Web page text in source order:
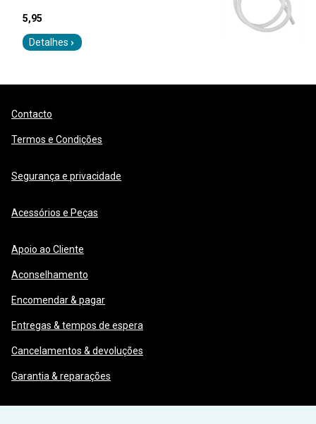
5,95
Detalhes
Contacto
Termos e Condições
Segurança e privacidade
Acessórios e Peças
Apoio ao Cliente
Aconselhamento
Encomendar & pagar
Entregas & tempos de espera
Cancelamentos & devoluções
Garantia & reparações